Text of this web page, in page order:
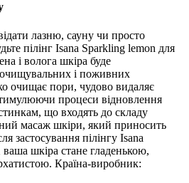
лазню, сауну чи просто
пілінг Isana Sparkling lemon для
і волога шкіра буде
і поживних
очищає пори, чудово видаляє
процеси відновлення
що входять до складу
масаж шкіри, який приносить
застосування пілінгу Isana
ваша шкіра стане гладенькою,
Країна-виробник: